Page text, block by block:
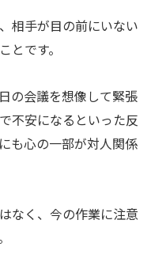
相手が目の前にいない
とです。
の会議を想像して緊張
不安になるといった反
も心の一部が対人関係
なく、今の作業に注意